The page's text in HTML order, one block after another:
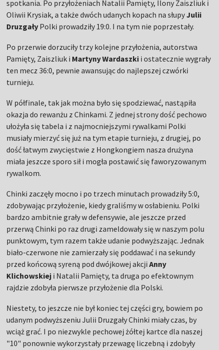
W półfinale, tak jak można było się spodziewać, nastąpiła
okazja do rewanżu z Chinkami. Z jednej strony dość pechowo
musiały mierzyć się już na tym etapie turnieju, z drugiej, po
dość łatwym zwycięstwie z Hongkongiem nasza drużyna
miała jeszcze sporo sił i mogła postawić się faworyzowanym
rywalkom.
Chinki zaczęły mocno i po trzech minutach prowadziły 5:0,
zdobywając przyłożenie, kiedy graliśmy w osłabieniu. Polki
bardzo ambitnie grały w defensywie, ale jeszcze przed
przerwą Chinki po raz drugi zameldowały się w naszym polu
punktowym, tym razem także udanie podwyższając. Jednak
biało-czerwone nie zamierzały się poddawać i na sekundy
przed końcową syreną pod dwójkowej akcji
rajdzie zdobyła pierwsze przyłożenie dla Polski.
Niestety, to jeszcze nie był koniec tej części gry, bowiem po
udanym podwyższeniu Julii Druzgały Chinki miały czas, by
wciąż grać. I po niezwykle pechowej żółtej kartce dla naszej
"10" ponownie wykorzystały przewagę liczebną i zdobyły
trzecie przyłożenie w tym meczu, schodząc na przerwę przy
prowadzeniu 19:7.
przyłożeniu Dou Xirong. I to był moment, który niestety
odebrał niezwykle zmęczonym Polkom nadzieję, na
zwycięstwo w tym meczu. Chinki natomiast, jakby
rozpędzone przełamaniem naszej drużyny, wciąż napierały i